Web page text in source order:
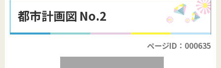
都市計画図 No.2
ページID：000635